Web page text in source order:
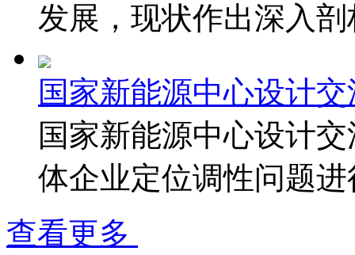
发展，现状作出深入
国家新能源中心设计
国家新能源中心设计
体企业定位调性问题
查看更多